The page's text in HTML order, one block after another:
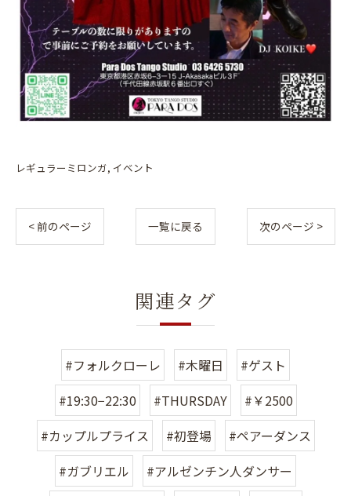
レギュラーミロンガ イベント
< 前のページ 一覧に戻る 次のページ >
関連タグ
#フォルクローレ #木曜日
#ゲスト
#19:30−22:30
#THURSDAY
#￥2500
#カップルプライス
#初登場
#ペアーダンス
#ガブリエル
#アルゼンチン人ダンサー